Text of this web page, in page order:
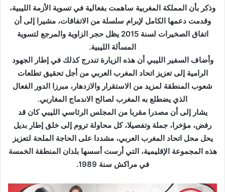
ا
وذكر بأن المملكة المغربية ساهمت بفعالية في تسوية الأزمة الليبية،
وقدمت دعمها الكامل لإبرام سلسلة من الاتفاقات، مشيرا إلى أن
اتفاق الصخيرات لسنة 2015 يظل حجر الزاوية والمرجع لتسوية
المسألة الليبية.
وأضاف السفير الليبي أن هذه الزيارة تندرج كذلك في إطار الجهود
الرامية إلى تعزيز اتحاد المغرب العربي من أجل تحقيق تطلعات
شعوب المنطقة لمزيد من الاستقرار والازدهار، مبرزا الدور الفعال
الذي يضطلع به المغرب لصالح الاندماج المغاربي.
يشار إلى أن مصدرا مقربا من المجلس الرئاسي الليبي كان قد
رفض، مؤخرا، جملة وتفصيلا، كل محاولة تروم إلى خلق إطار بديل
يحل محل اتحاد المغرب العربي، مشددا على الحاجة الملحة لتعزيز
هذه المجموعة الإقليمية، التي أرست أسسها بلدان المنطقة الخمسة
في مراكش سنة 1989.